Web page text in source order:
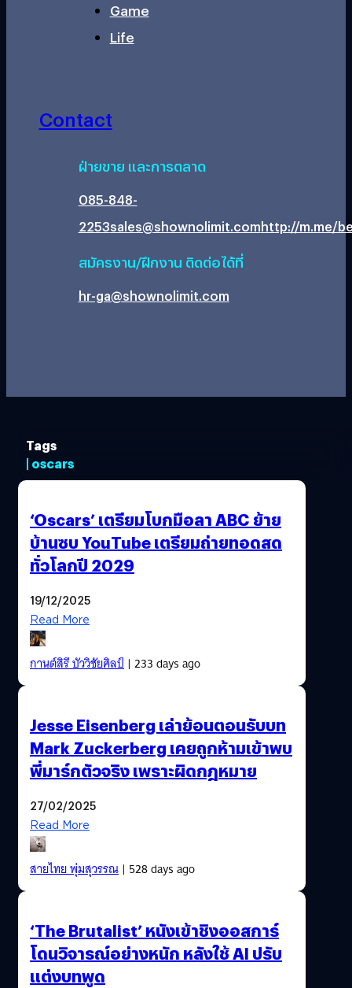
Game
Life
Contact
ฝ่ายขาย และการตลาด
085-848-
2253sales@shownolimit.comhttp://m.me/
สมัครงาน/ฝึกงาน ติดต่อได้ที่
hr-ga@shownolimit.com
Tags
| oscars
‘Oscars’ เตรียมโบกมือลา ABC ย้าย
บ้านซบ YouTube เตรียมถ่ายทอดสด
ทั่วโลกปี 2029
19/12/2025
Read More
กานต์สิรี บัววิชัยศิลป์| 233 days ago
Jesse Eisenberg เล่าย้อนตอนรับบท
Mark Zuckerberg เคยถูกห้ามเข้าพบ
พี่มาร์กตัวจริง เพราะผิดกฎหมาย
27/02/2025
Read More
สายไทย พุ่มสุวรรณ| 528 days ago
‘The Brutalist’ หนังเข้าชิงออสการ์
โดนวิจารณ์อย่างหนัก หลังใช้ AI ปรับ
แต่งบทพูด